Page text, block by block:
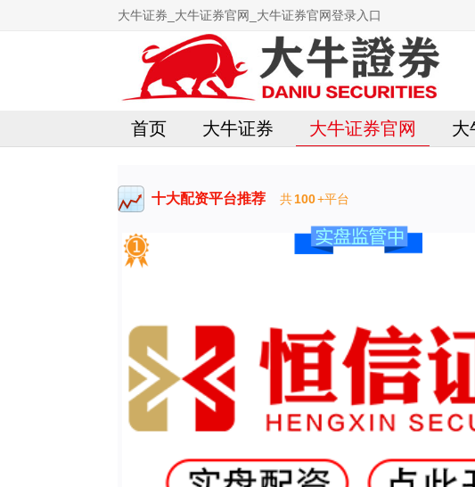
大牛证券_大牛证券官网_大牛证券官网登录入口
首页 大牛证券 大牛证券官网 大
十大配资平台推荐 共100+平台